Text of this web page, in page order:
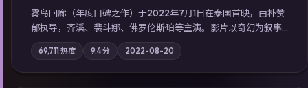
雾岛回廊（年度口碑之作）于2022年7月1日在泰国首映，由朴赞
郁执导，齐溪、裴斗娜、佛罗伦斯·珀等主演。影片以奇幻为叙事
主轴，边境小镇的平静被一封匿名信彻底打破；摄影与配乐强化
地域气质；站内亦可通过「国产免费观看高清电视剧在线看」延
展检索同类型高分佳作，畅享高清在线追剧体验。
69,711 热度 9.4分 2022-08-20